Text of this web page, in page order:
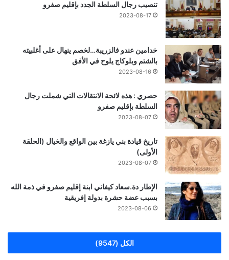
تنصيب رجال السلطة الجدد بإقليم صفرو
2023-08-17
خدامين عندو فالزريبة…لخصم ينهال على أغلبيته
بالشتم وبلوكاج يلوح في الأفق
2023-08-16
حصري : هذه لائحة الانتقالات التي شملت رجال
السلطة بإقليم صفرو
2023-08-07
تاريخ قيادة بني يازغة بين الواقع والخيال (الحلقة
الأولى)
2023-08-07
الإطار دة.سعاد كيفاني ابنة إقليم صفرو في ذمة الله
بسبب عضة حشرة بدولة إفريقية
2023-08-06
الكل (9547)